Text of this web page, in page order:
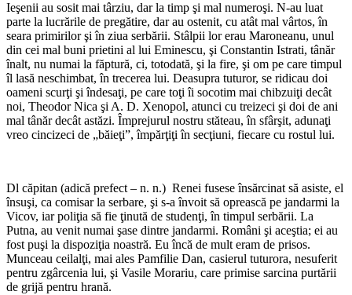
Ieşenii au sosit mai târziu, dar la timp şi mal numeroşi. N-au luat
parte la lucrările de pregătire, dar au ostenit, cu atât mal vârtos, în
seara primirilor şi în ziua serbării. Stâlpii lor erau Maroneanu, unul
din cei mal buni prietini al lui Eminescu, şi Constantin Istrati, tânăr
înalt, nu numai la făptură, ci, totodată, şi la fire, şi om pe care timpul
îl lasă neschimbat, în trecerea lui. Deasupra tuturor, se ridicau doi
oameni scurţi şi îndesaţi, pe care toţi îi socotim mai chibzuiţi decât
noi, Theodor Nica şi A. D. Xenopol, atunci cu treizeci şi doi de ani
mal tânăr decât astăzi. Împrejurul nostru stăteau, în sfârşit, adunaţi
vreo cincizeci de „băieţi”, împărţiţi în secţiuni, fiecare cu rostul lui.
Dl căpitan (adică prefect – n. n.) Renei fusese însărcinat să asiste, el
însuşi, ca comisar la serbare, şi s-a învoit să oprească pe jandarmi la
Vicov, iar poliţia să fie ţinută de studenţi, în timpul serbării. La
Putna, au venit numai şase dintre jandarmi. Români şi aceştia; ei au
fost puşi la dispoziţia noastră. Eu încă de mult eram de prisos.
Munceau ceilalţi, mai ales Pamfilie Dan, casierul tuturora, nesuferit
pentru zgârcenia lui, şi Vasile Morariu, care primise sarcina purtării
de grijă pentru hrană.